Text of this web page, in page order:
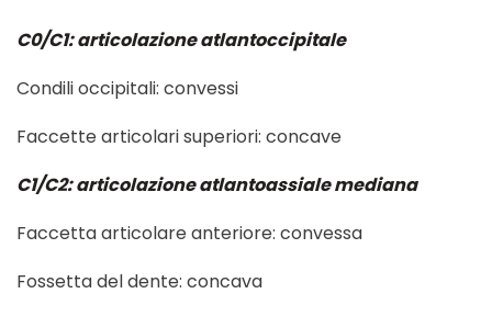
C0/C1: articolazione atlantoccipitale
Condili occipitali: convessi
Faccette articolari superiori: concave
C1/C2: articolazione atlantoassiale mediana
Faccetta articolare anteriore: convessa
Fossetta del dente: concava